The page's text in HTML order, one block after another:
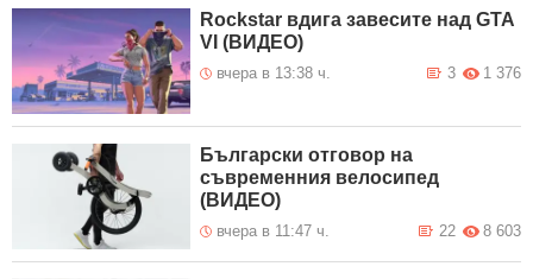
Rockstar вдига завесите над GTA
VI (ВИДЕО)
вчера в 13:38 ч. 1 376
3
Български отговор на
съвременния велосипед
(ВИДЕО)
вчера в 11:47 ч. 8 603
22